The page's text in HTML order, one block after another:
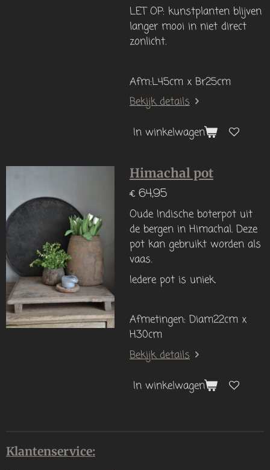
LET OP: kunstplanten blijven
langer mooi in niet direct
zonlicht.
Afm:L45cm x Br25cm
Bekijk details
In winkelwagen
Himachal pot
€ 64,95
Oude Indische boterpot uit
de bergen in Himachal. Deze
pot kan gebruikt worden als
vaas.
Iedere pot is uniek.
Afmetingen: Diam22cm x
H30cm
Bekijk details
In winkelwagen
Klantenservice: